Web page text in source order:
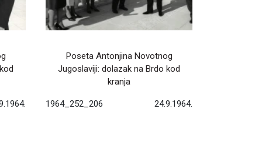
Poseta Antonjina Novotnog
Jugoslaviji: dolazak na Brdo kod
kranja
1964_252_206 24.9.1964.